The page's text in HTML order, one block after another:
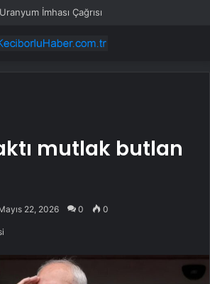
İmhası Çağrısı
mutlak butlan
22, 2026 0 0